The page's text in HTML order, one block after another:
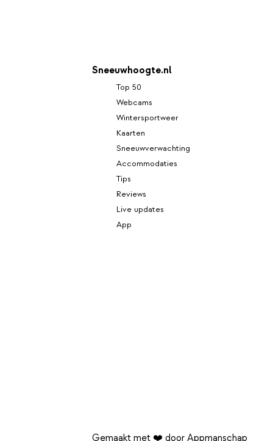
Sneeuwhoogte.nl
Top 50
Webcams
Wintersportweer
Kaarten
Sneeuwverwachting
Accommodaties
Tips
Reviews
Live updates
App
Gemaakt met ❤️ door Appmanschap